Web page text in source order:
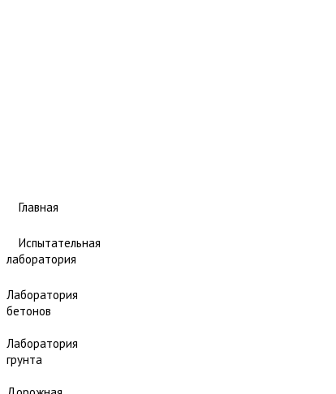
Главная
Испытательная
лаборатория
Лаборатория
бетонов
Лаборатория
грунта